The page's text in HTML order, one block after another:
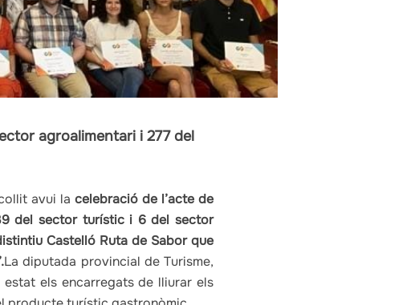
agroalimentari i 277 del
avui la celebració de l’acte de
del sector turístic i 6 del sector
Castelló Ruta de Sabor que
La diputada provincial de Turisme,
estat els encarregats de lliurar els